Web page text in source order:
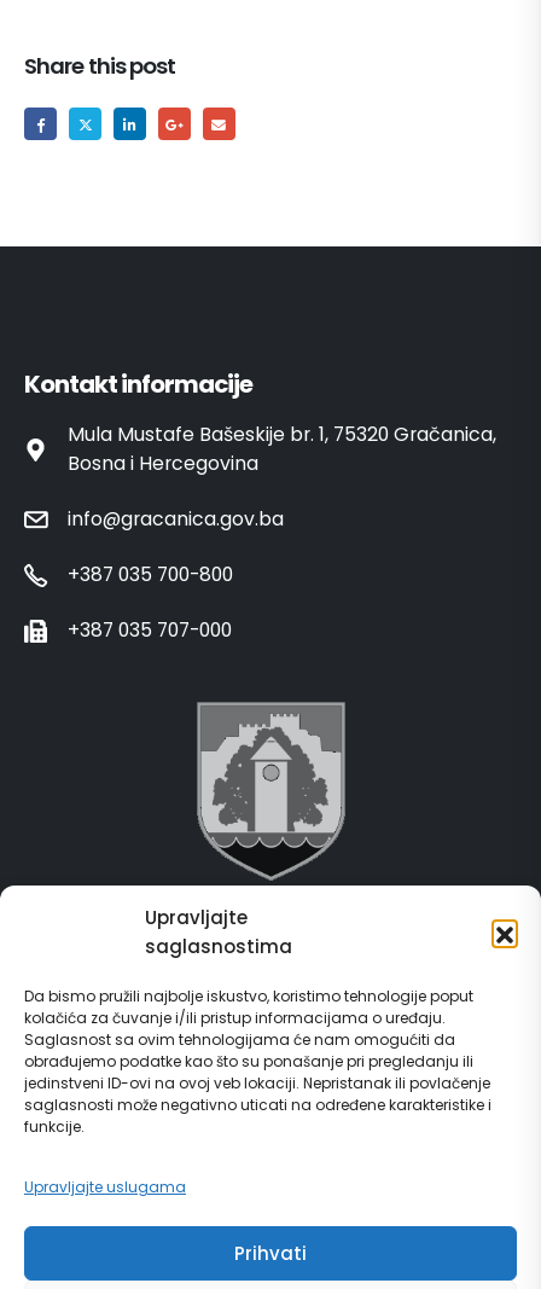
Upravljajte
saglasnostima
Da bismo pružili najbolje iskustvo, koristimo tehnologije poput
kolačića za čuvanje i/ili pristup informacijama o uređaju.
Saglasnost sa ovim tehnologijama će nam omogućiti da
obrađujemo podatke kao što su ponašanje pri pregledanju ili
jedinstveni ID-ovi na ovoj veb lokaciji. Nepristanak ili povlačenje
saglasnosti može negativno uticati na određene karakteristike i
funkcije.
Upravljajte uslugama
Prihvati
Share this post
Kontakt informacije
Mula Mustafe Bašeskije br. 1, 75320 Gračanica,
Bosna i Hercegovina
info@gracanica.gov.ba
+387 035 700-800
+387 035 707-000
Grad Gračanica
Usluge za građane
E-Matičar
72 sata sistem
Invest in Gračanica
Vodič za građane